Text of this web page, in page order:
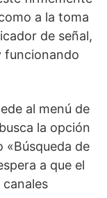
a la toma
de señal,
funcionando
al menú de
la opción
«Búsqueda de
a que el